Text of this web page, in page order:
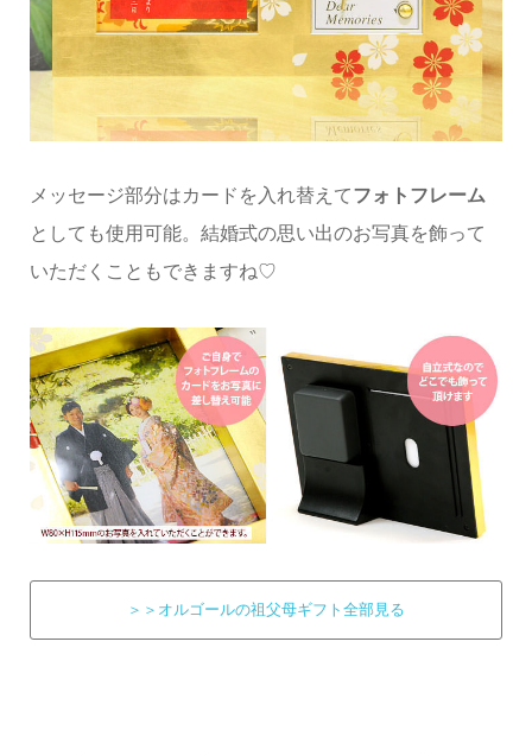
メッセージ部分はカードを入れ替えてフォトフレーム
としても使用可能。結婚式の思い出のお写真を飾って
いただくこともできますね♡
＞＞オルゴールの祖父母ギフト全部見る